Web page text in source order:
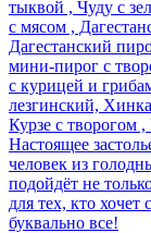
тыквой , Чуду с
с мясом ,
Дагестанский
мини-пирог с
с курицей и
лезгинский,
Курзе с творогом
Настоящее
человек из
подойдёт не
для тех, кто
буквально все!